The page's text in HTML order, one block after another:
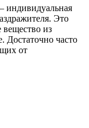
индивидуальная
Это
из
Достаточно часто
от